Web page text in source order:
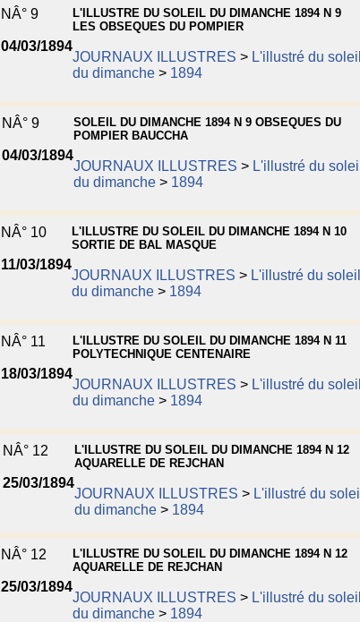
NÂ° 9
04/03/1894
L'ILLUSTRE DU SOLEIL DU DIMANCHE 1894 N 9
LES OBSEQUES DU POMPIER
JOURNAUX ILLUSTRES > L'illustré du soleil
du dimanche> 1894
NÂ° 9
04/03/1894
SOLEIL DU DIMANCHE 1894 N 9 OBSEQUES DU
POMPIER BAUCCHA
JOURNAUX ILLUSTRES > L'illustré du soleil
du dimanche> 1894
NÂ° 10
11/03/1894
L'ILLUSTRE DU SOLEIL DU DIMANCHE 1894 N 10
SORTIE DE BAL MASQUE
JOURNAUX ILLUSTRES > L'illustré du soleil
du dimanche> 1894
NÂ° 11
18/03/1894
L'ILLUSTRE DU SOLEIL DU DIMANCHE 1894 N 11
POLYTECHNIQUE CENTENAIRE
JOURNAUX ILLUSTRES > L'illustré du soleil
du dimanche> 1894
NÂ° 12
25/03/1894
L'ILLUSTRE DU SOLEIL DU DIMANCHE 1894 N 12
AQUARELLE DE REJCHAN
JOURNAUX ILLUSTRES > L'illustré du soleil
du dimanche> 1894
NÂ° 12
25/03/1894
L'ILLUSTRE DU SOLEIL DU DIMANCHE 1894 N 12
AQUARELLE DE REJCHAN
JOURNAUX ILLUSTRES > L'illustré du soleil
du dimanche> 1894